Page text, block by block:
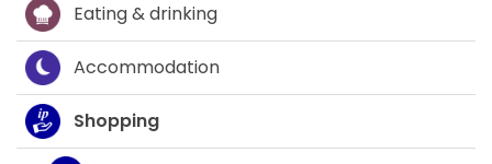
Eating & drinking
Accommodation
Shopping